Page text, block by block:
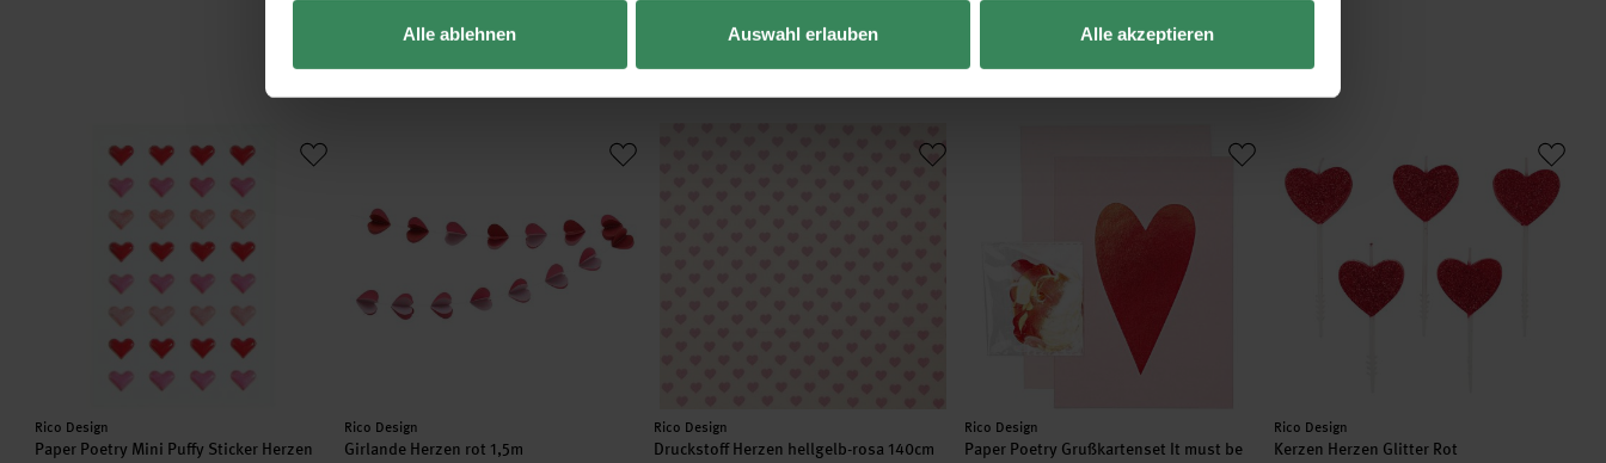
Alle ablehnen Auswahl erlauben Alle akzeptieren
Kaufempfehlung
Hersteller:
Rico Design
Paper Poetry Mini Puffy Sticker Herzen
Hersteller:
Rico Design
Girlande Herzen rot 1,5m
Hersteller:
Rico Design
Druckstoff Herzen hellgelb-rosa 140cm
Hersteller:
Rico Design
Paper Poetry Grußkartenset It must be
Hersteller:
Rico Design
Kerzen Herzen Glitter Rot